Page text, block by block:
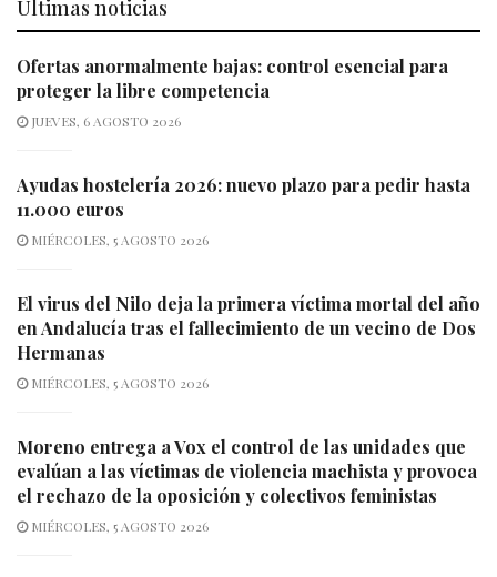
Últimas noticias
Ofertas anormalmente bajas: control esencial para
proteger la libre competencia
JUEVES, 6 AGOSTO 2026
Ayudas hostelería 2026: nuevo plazo para pedir hasta
11.000 euros
MIÉRCOLES, 5 AGOSTO 2026
El virus del Nilo deja la primera víctima mortal del año
en Andalucía tras el fallecimiento de un vecino de Dos
Hermanas
MIÉRCOLES, 5 AGOSTO 2026
Moreno entrega a Vox el control de las unidades que
evalúan a las víctimas de violencia machista y provoca
el rechazo de la oposición y colectivos feministas
MIÉRCOLES, 5 AGOSTO 2026